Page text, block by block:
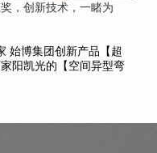
，创新技术，一睹为
始博集团创新产品【超
阳凯光的【空间异型弯